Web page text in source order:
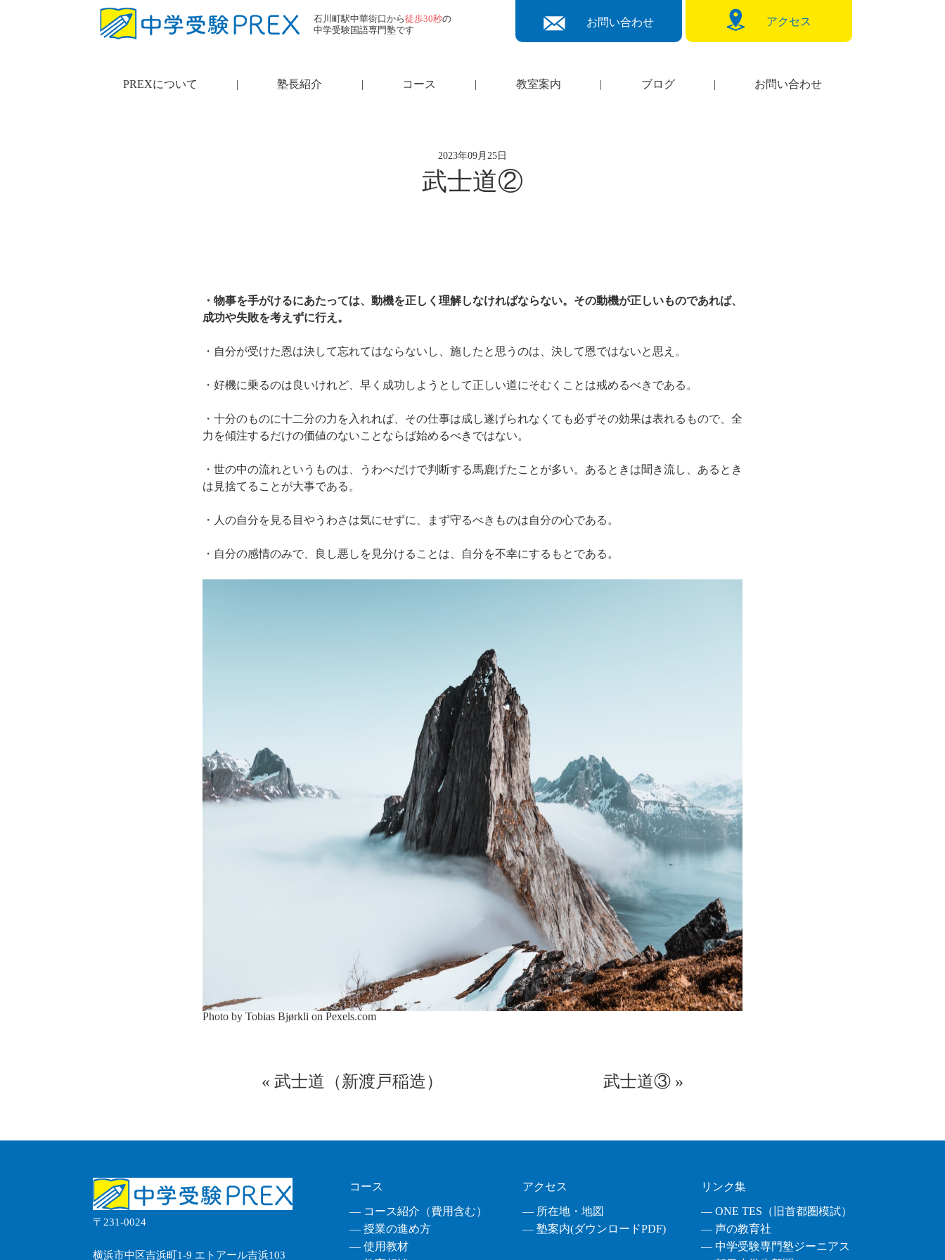
石川町駅中華街口から徒歩30秒の
中学受験国語専門塾です
お問い合わせ アクセス
PREXについて | 塾長紹介 | コース | 教室案内 | ブログ | お問い合わせ
2023年09月25日
武士道②
・物事を手がけるにあたっては、動機を正しく理解しなければならない。その動機が正しいものであれば、
成功や失敗を考えずに行え。
・自分が受けた恩は決して忘れてはならないし、施したと思うのは、決して恩ではないと思え。
・好機に乗るのは良いけれど、早く成功しようとして正しい道にそむくことは戒めるべきである。
・十分のものに十二分の力を入れれば、その仕事は成し遂げられなくても必ずその効果は表れるもので、全
力を傾注するだけの価値のないことならば始めるべきではない。
・世の中の流れというものは、うわべだけで判断する馬鹿げたことが多い。あるときは聞き流し、あるとき
は見捨てることが大事である。
・人の自分を見る目やうわさは気にせずに、まず守るべきものは自分の心である。
・自分の感情のみで、良し悪しを見分けることは、自分を不幸にするもとである。
Photo by Tobias Bjørkli on Pexels.com
« 武士道（新渡戸稲造） 武士道③ »
〒231-0024
横浜市中区吉浜町1-9 エトアール吉浜103
コース
― コース紹介（費用含む）
― 授業の進め方
― 使用教材
アクセス
― 所在地・地図
― 塾案内(ダウンロードPDF)
リンク集
― ONE TES（旧首都圏模試）
― 声の教育社
― 中学受験専門塾ジーニアス